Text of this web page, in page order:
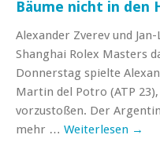
Bäume nicht in den
Alexander Zverev und
Shanghai Rolex Masters
Donnerstag spielte
Martin del Potro (ATP
vorzustoßen. Der
mehr … Weiterlesen →